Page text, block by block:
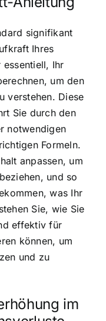
signifikant
Ihres
essentiell, Ihr
um den
verstehen. Diese
Sie durch den
notwendigen
Formeln.
anpassen, um
und so
was Ihr
Sie, wie Sie
effektiv für
können, um
und zu
im